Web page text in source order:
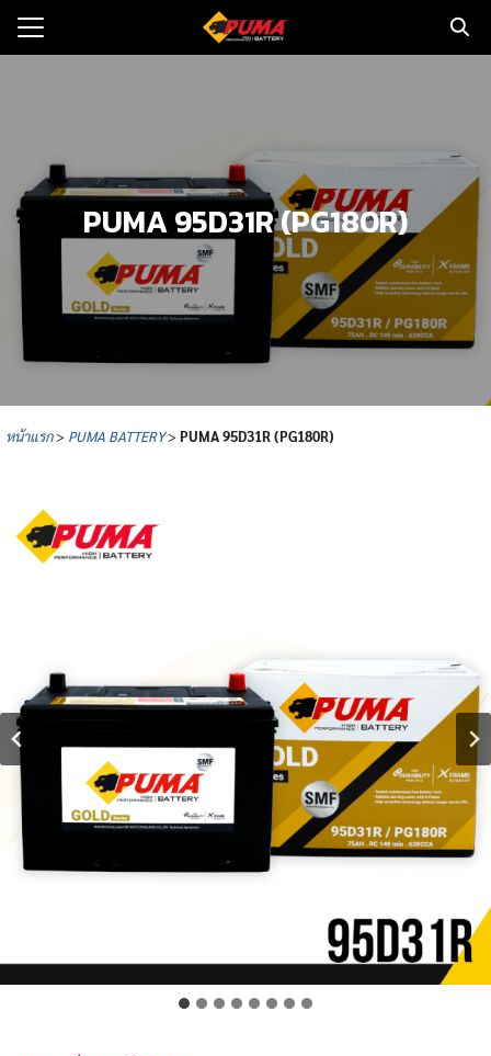
Skip
อรี่รถยนต์
มและข่าว
จำหน่าย
บเรา
PUMA 95D31R (PG180R)
หน้าแรก> PUMA BATTERY> PUMA95D31R (PG180R)